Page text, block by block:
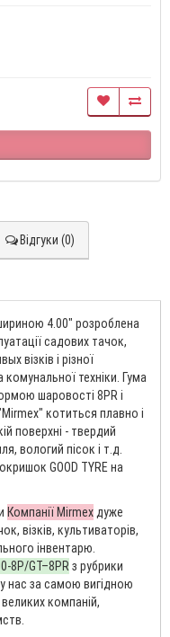
Відгуки (0)
4.00″ розроблена
садових тачок,
візків і різної
техніки. Гума
шаровості 8PR і
котиться плавно і
поверхні - твердий
вологий пісок і т.д.
GOOD TYRE на
Компанії Mirmexдуже
візків, культиваторів,
інвентарю.
8P/GT–8PRз рубрики
нас за самою вигідною
компаній,